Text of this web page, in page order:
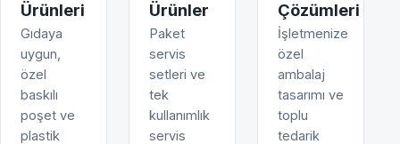
Ürünleri
Gıdaya
uygun,
özel
baskılı
poşet ve
plastik
Ürünler
Paket
servis
setleri ve
tek
kullanımlık
servis
Çözümleri
İşletmenize
özel
ambalaj
tasarımı ve
toplu
tedarik